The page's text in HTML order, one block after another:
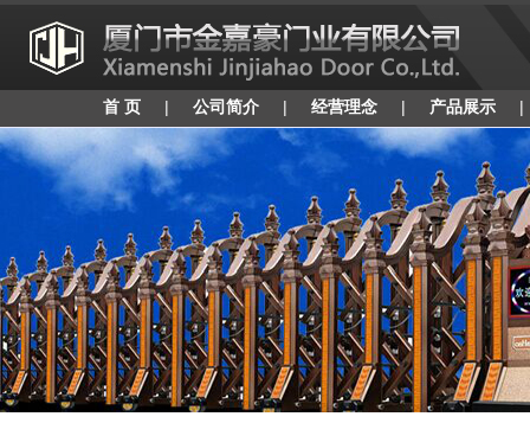
首 页 | 公司简介 | 经营理念 | 产品展示